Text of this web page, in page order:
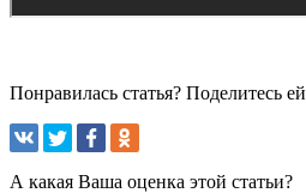
Понравилась статья? Поделитесь ей
А какая Ваша оценка этой статьи?